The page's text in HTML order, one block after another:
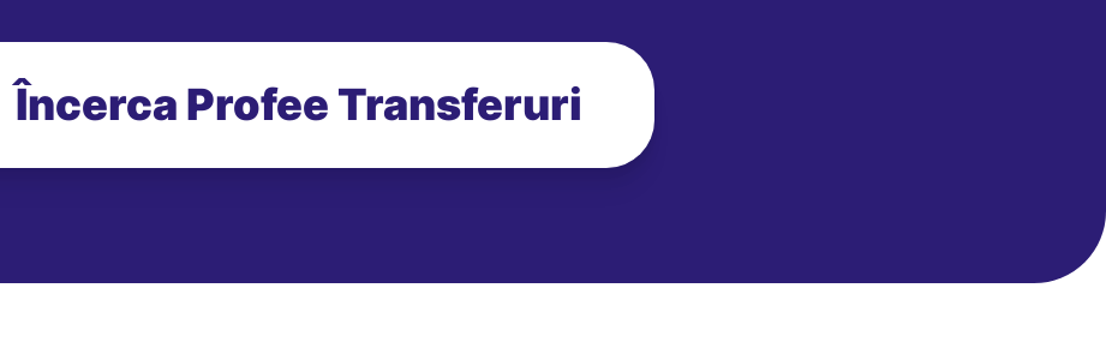
Încerca Profee Transferuri